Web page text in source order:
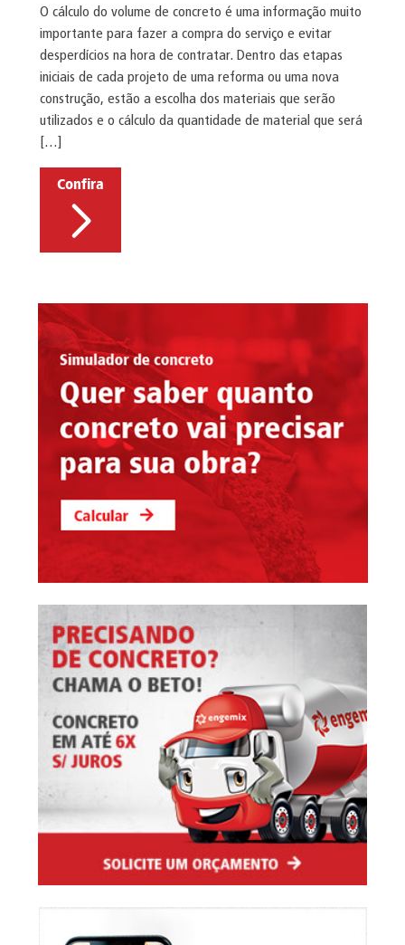
O cálculo do volume de concreto é uma informação muito
importante para fazer a compra do serviço e evitar
desperdícios na hora de contratar. Dentro das etapas
iniciais de cada projeto de uma reforma ou uma nova
construção, estão a escolha dos materiais que serão
utilizados e o cálculo da quantidade de material que será
[…]
Confira